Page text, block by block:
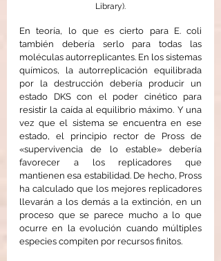
Library).
En teoría, lo que es cierto para E. coli
también debería serlo para todas las
moléculas autorreplicantes. En los sistemas
químicos, la autorreplicación equilibrada
por la destrucción debería producir un
estado DKS con el poder cinético para
resistir la caída al equilibrio máximo. Y una
vez que el sistema se encuentra en ese
estado, el principio rector de Pross de
«supervivencia de lo estable» debería
favorecer a los replicadores que
mantienen esa estabilidad. De hecho, Pross
ha calculado que los mejores replicadores
llevarán a los demás a la extinción, en un
proceso que se parece mucho a lo que
ocurre en la evolución cuando múltiples
especies compiten por recursos finitos.